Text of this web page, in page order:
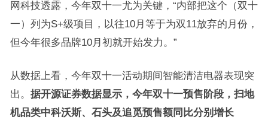
网科技透露，今年双十一尤为关键，“内部把这个（双十
一）列为S+级项目，以往10月等于为双11放弃的月份，
但今年很多品牌10月初就开始发力。”
从数据上看，今年双十一活动期间智能清洁电器表现突
出。 据开源证券数据显示，今年双十一预售阶段，扫地
机品类中科沃斯、石头及追觅预售额同比分别增长